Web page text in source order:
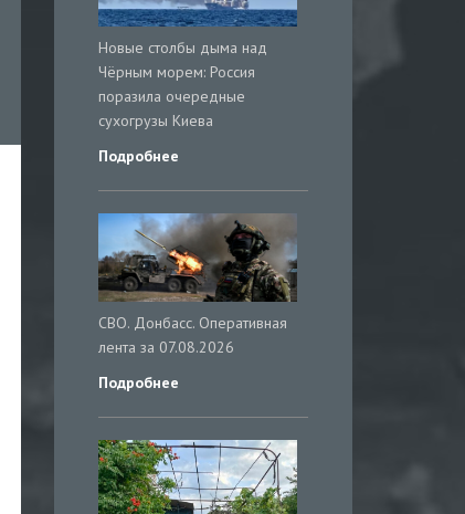
Новые столбы дыма над
Чёрным морем: Россия
поразила очередные
сухогрузы Киева
Подробнее
СВО. Донбасс. Оперативная
лента за 07.08.2026
Подробнее